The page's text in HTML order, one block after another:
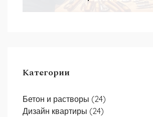
Категории
Бетон и растворы (24)
Дизайн квартиры (24)